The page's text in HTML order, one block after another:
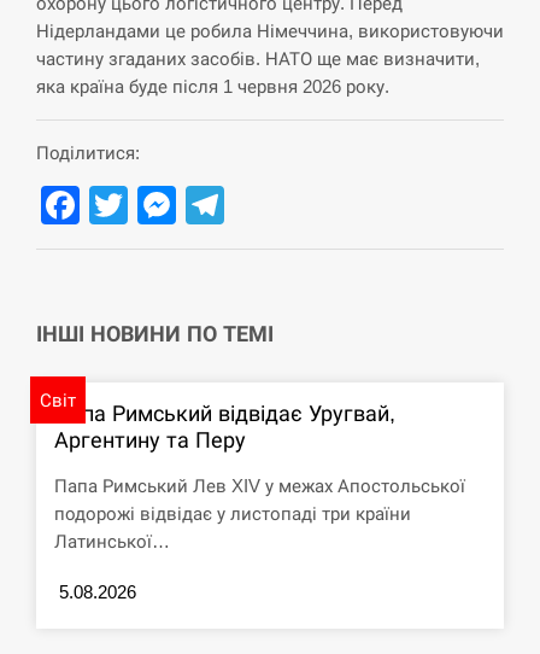
СЕРПЕНЬ
12:53
США обсуждают лицензии на Patriot для
СЕРПЕНЬ
Латвія готова направити до 20 військових для
СЕРПЕНЬ
12:23
переправу, склады и другие важные объекты…
12:10
У США зафіксували рекордний спалах
циклоспорозу, захворіли понад 10 тисяч…
СЕРПЕНЬ
Нідерландами це робила Німеччина, використовуючи
частину згаданих засобів. НАТО ще має визначити,
яка країна буде після 1 червня 2026 року.
Поділитися:
Facebook
TwitterMessenger
ІНШІ НОВИНИ ПО ТЕМІ
Світ
Папа Римський відвідає Уругвай,
Аргентину та Перу
Папа Римський Лев XIV у межах Апостольської
подорожі відвідає у листопаді три країни
Латинської…
5.08.2026